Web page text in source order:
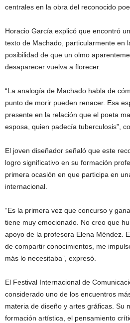
centrales en la obra del reconocido
Horacio García explicó que encontró
texto de Machado, particularmente en
posibilidad de que un olmo
desaparecer vuelva a florecer.
“La analogía de Machado habla de
punto de morir pueden renacer. Esa
presente en la relación que el poeta
esposa, quien padecía tuberculosis”,
El joven diseñador señaló que este
logro significativo en su formación
primera ocasión en que participa en
internacional.
“Es la primera vez que concurso y
tiene muy emocionado. No creo que
apoyo de la profesora Elena Méndez.
de compartir conocimientos, me
más lo necesitaba”, expresó.
El Festival Internacional de
considerado uno de los encuentros
materia de diseño y artes gráficas. Su
formación artística, el pensamiento